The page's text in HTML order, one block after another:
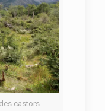
castors